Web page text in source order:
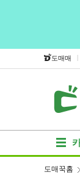
도매매 |
도매꾹홈